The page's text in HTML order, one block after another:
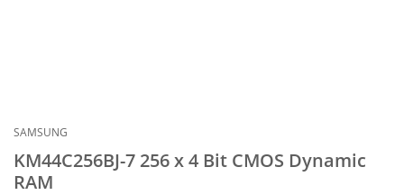
SAMSUNG
KM44C256BJ-7 256 x 4 Bit CMOS Dynamic
RAM